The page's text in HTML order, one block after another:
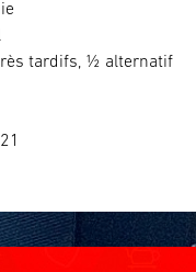
tardifs, ½ alternatif